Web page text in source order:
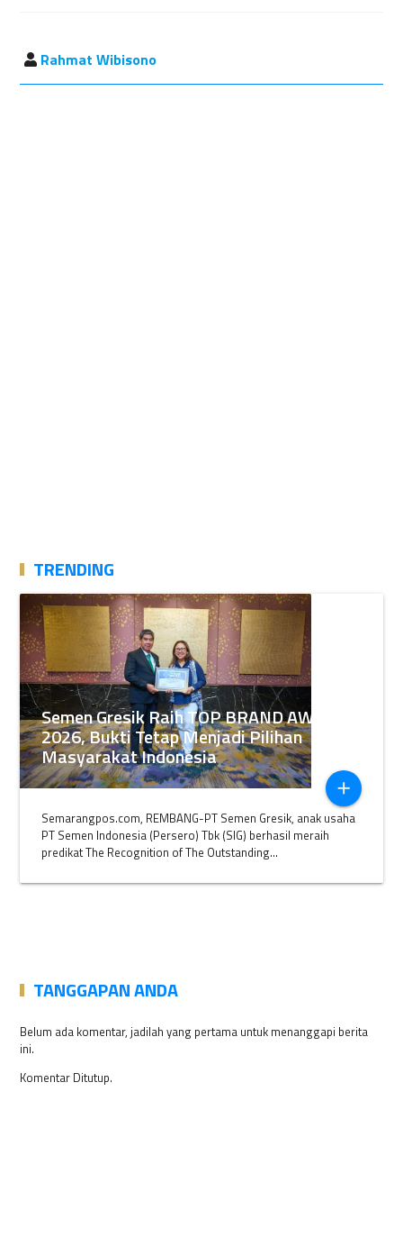
Rahmat Wibisono
TRENDING
Semen Gresik Raih TOP BRAND AWARDS
2026, Bukti Tetap Menjadi Pilihan
Masyarakat Indonesia
add
Semarangpos.com, REMBANG-PT Semen Gresik, anak usaha
PT Semen Indonesia (Persero) Tbk (SIG) berhasil meraih
predikat The Recognition of The Outstanding...
TANGGAPAN ANDA
Belum ada komentar, jadilah yang pertama untuk menanggapi berita
ini.
Komentar Ditutup.